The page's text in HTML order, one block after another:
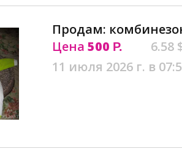
Продам:
Цена 500 Р.
6.58
11 июля 2026 г. в